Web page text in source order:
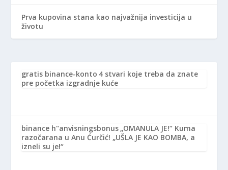
Prva kupovina stana kao najvažnija investicija u
životu
gratis binance-konto 4 stvari koje treba da znate
pre početka izgradnje kuće
binance h"anvisningsbonus „OMANULA JE!“ Kuma
razočarana u Anu Ćurčić! „UŠLA JE KAO BOMBA, a
izneli su je!“